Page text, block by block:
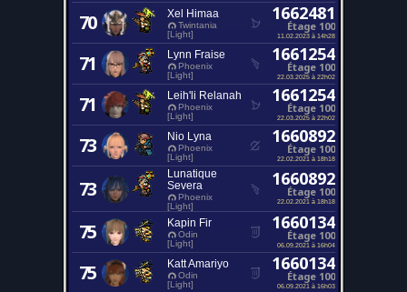
70 Xel Himaa
Twintania
[Light]
1662481
Étage 100
11.02.2023 à 14h28
71 Lynn Fraise
Phoenix
[Light]
1661254
Étage 100
22.03.2025 à 22h02
71 Leih'li Relanah
Phoenix
[Light]
1661254
Étage 100
22.03.2025 à 22h02
73 Nio Lyna
Phoenix
[Light]
1660892
Étage 100
22.02.2021 à 18h18
73
Lunatique
Severa
Phoenix
[Light]
1660892
Étage 100
22.02.2021 à 18h18
75 Kapin Fir
Odin
[Light]
1660134
Étage 100
06.09.2021 à 16h04
75 Katt Amariyo
Odin
[Light]
1660134
Étage 100
06.09.2021 à 16h03